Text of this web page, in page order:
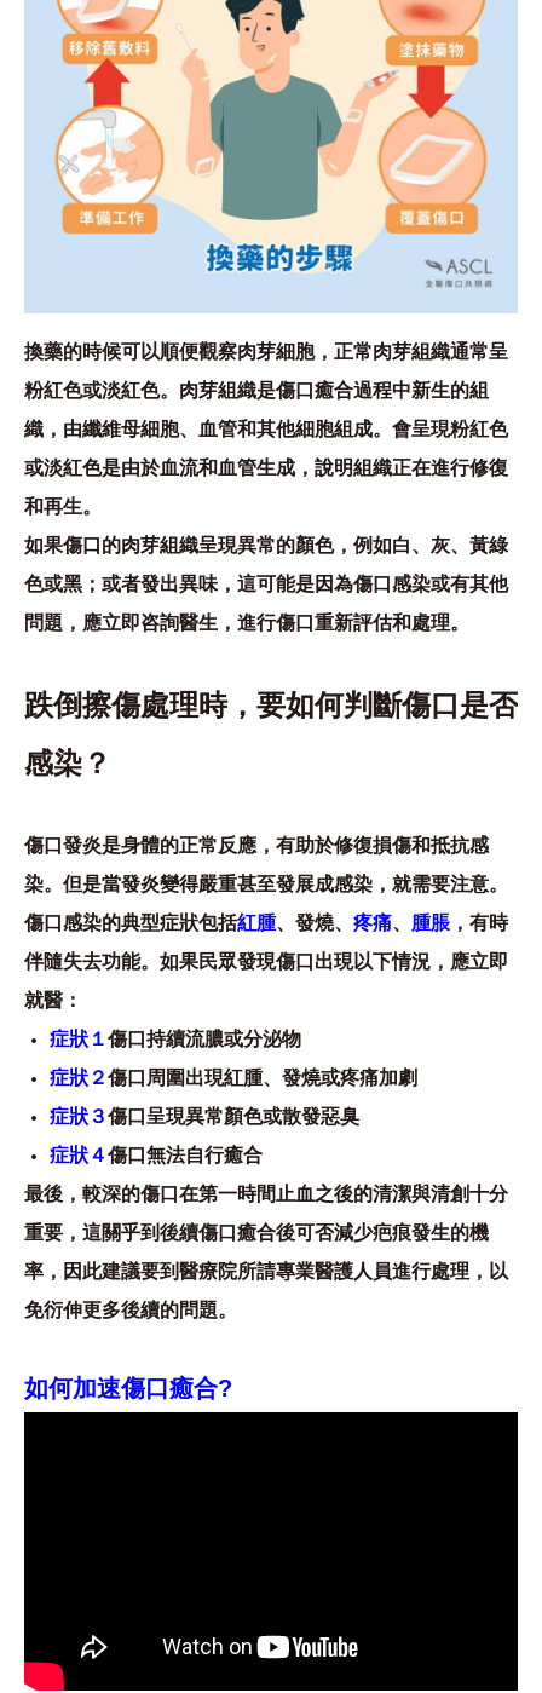
換藥的時候可以順便觀察肉芽細胞，正常肉芽組織通常呈
粉紅色或淡紅色。肉芽組織是傷口癒合過程中新生的組
織，由纖維母細胞、血管和其他細胞組成。會呈現粉紅色
或淡紅色是由於血流和血管生成，說明組織正在進行修復
和再生。
如果傷口的肉芽組織呈現異常的顏色，例如白、灰、黃綠
色或黑；或者發出異味，這可能是因為傷口感染或有其他
問題，應立即咨詢醫生，進行傷口重新評估和處理。
跌倒擦傷處理時，要如何判斷傷口是否
感染？
傷口發炎是身體的正常反應，有助於修復損傷和抵抗感
染。但是當發炎變得嚴重甚至發展成感染，就需要注意。
傷口感染的典型症狀包括紅腫、 發燒、 疼痛、 腫脹 ，有時
伴隨失去功能。如果民眾發現傷口出現以下情況，應立即
就醫：
症狀１傷口持續流膿或分泌物
症狀２傷口周圍出現紅腫、發燒或疼痛加劇
症狀３傷口呈現異常顏色或散發惡臭
症狀４傷口無法自行癒合
最後，較深的傷口在第一時間止血之後的清潔與清創十分
重要，這關乎到後續傷口癒合後可否減少疤痕發生的機
率，因此建議要到醫療院所請專業醫護人員進行處理，以
免衍伸更多後續的問題。
如何加速傷口癒合?